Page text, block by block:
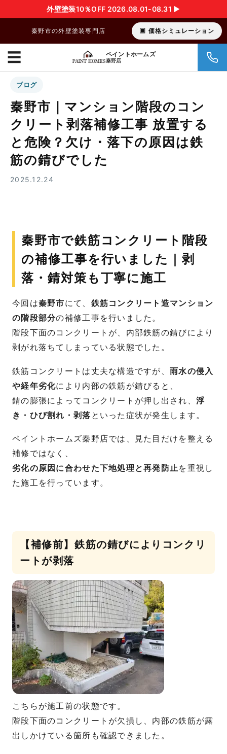
外壁塗装10％OFF 2026.08.01-08.31 ▶︎
秦野市の外壁塗装専門店 価格シミュレーション
ペイントホームズ
秦野店
☰
ブログ
秦野市｜マンション階段のコン
クリート剥落補修工事 放置する
と危険？欠け・落下の原因は鉄
筋の錆びでした
2025.12.24
秦野市で鉄筋コンクリート階段
の補修工事を行いました｜剥
落・錆対策も丁寧に施工
今回は秦野市にて、 鉄筋コンクリート造マンション
の階段部分の補修工事を行いました。
階段下面のコンクリートが、内部鉄筋の錆びにより
剥がれ落ちてしまっている状態でした。
鉄筋コンクリートは丈夫な構造ですが、雨水の侵入
や経年劣化により内部の鉄筋が錆びると、
錆の膨張によってコンクリートが押し出され、 浮
き・ひび割れ・剥落 といった症状が発生します。
ペイントホームズ秦野店では、見た目だけを整える
補修ではなく、
劣化の原因に合わせた下地処理と再発防止を重視し
た施工を行っています。
【補修前】鉄筋の錆びによりコンクリ
ートが剥落
こちらが施工前の状態です。
階段下面のコンクリートが欠損し、内部の鉄筋が露
出しかけている箇所も確認できました。